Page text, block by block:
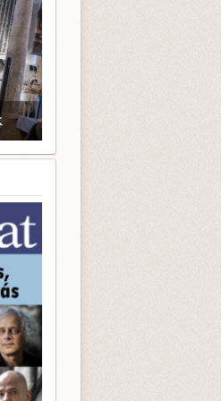
ZSIDÓ GASZTRONÓMIAI
TALÁLKOZÓ A BONYHÁDI
ZSINAGÓGÁBAN